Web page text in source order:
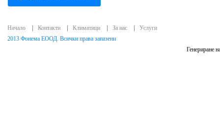
Начало Контакти Климатици За нас
Услуги
2013 Фонема ЕООД. Всички права запазени
Генериране